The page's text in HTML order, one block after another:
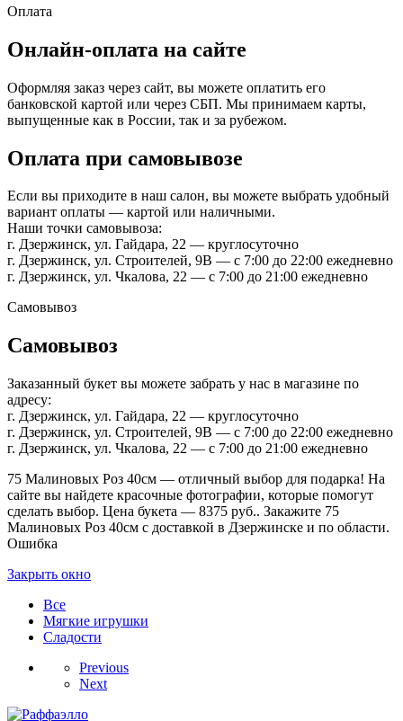
Оплата
Онлайн-оплата на сайте
Оформляя заказ через сайт, вы можете оплатить его
банковской картой или через СБП. Мы принимаем карты,
выпущенные как в России, так и за рубежом.
Оплата при самовывозе
Если вы приходите в наш салон, вы можете выбрать удобный
вариант оплаты — картой или наличными.
Наши точки самовывоза:
г. Дзержинск, ул. Гайдара, 22 — круглосуточно
г. Дзержинск, ул. Строителей, 9В — с 7:00 до 22:00 ежедневно
г. Дзержинск, ул. Чкалова, 22 — с 7:00 до 21:00 ежедневно
Самовывоз
Самовывоз
Заказанный букет вы можете забрать у нас в магазине по
адресу:
г. Дзержинск, ул. Гайдара, 22 — круглосуточно
г. Дзержинск, ул. Строителей, 9В — с 7:00 до 22:00 ежедневно
г. Дзержинск, ул. Чкалова, 22 — с 7:00 до 21:00 ежедневно
75 Малиновых Роз 40см — отличный выбор для подарка! На
сайте вы найдете красочные фотографии, которые помогут
сделать выбор. Цена букета — 8375 руб.. Закажите 75
Малиновых Роз 40см с доставкой в Дзержинске и по области.
Ошибка
Закрыть окно
Все
Мягкие игрушки
Сладости
Previous
Next